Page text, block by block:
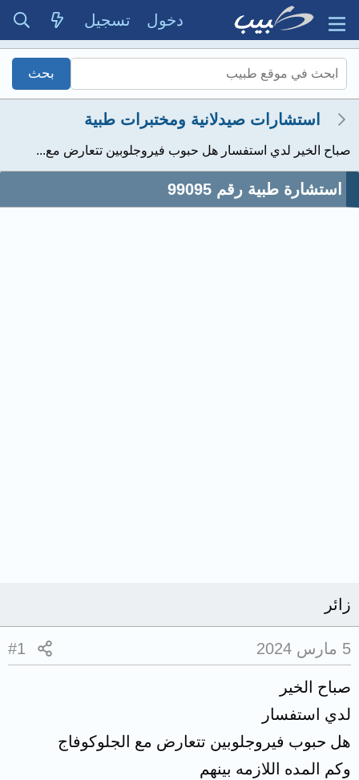
دخول تسجيل
استشارات صيدلانية ومختبرات طبية
صباح الخير لدي استفسار هل حبوب فيروجلوبين تتعارض مع...
استشارة طبية رقم 99095
زائر
5 مارس 2024 #1
صباح الخير
لدي استفسار
هل حبوب فيروجلوبين تتعارض مع الجلوكوفاج
وكم المده اللازمه بينهم